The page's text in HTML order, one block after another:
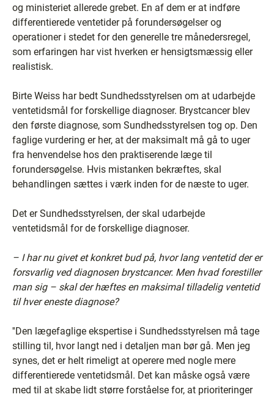
og ministeriet allerede grebet. En af dem er at indføre
differentierede ventetider på forundersøgelser og
operationer i stedet for den generelle tre månedersregel,
som erfaringen har vist hverken er hensigtsmæssig eller
realistisk.
Birte Weiss har bedt Sundhedsstyrelsen om at udarbejde
ventetidsmål for forskellige diagnoser. Brystcancer blev
den første diagnose, som Sundhedsstyrelsen tog op. Den
faglige vurdering er her, at der maksimalt må gå to uger
fra henvendelse hos den praktiserende læge til
forundersøgelse. Hvis mistanken bekræftes, skal
behandlingen sættes i værk inden for de næste to uger.
Det er Sundhedsstyrelsen, der skal udarbejde
ventetidsmål for de forskellige diagnoser.
– I har nu givet et konkret bud på, hvor lang ventetid der er
forsvarlig ved diagnosen brystcancer. Men hvad forestiller
man sig – skal der hæftes en maksimal tilladelig ventetid
til hver eneste diagnose?
''Den lægefaglige ekspertise i Sundhedsstyrelsen må tage
stilling til, hvor langt ned i detaljen man bør gå. Men jeg
synes, det er helt rimeligt at operere med nogle mere
differentierede ventetidsmål. Det kan måske også være
med til at skabe lidt større forståelse for, at prioriteringer